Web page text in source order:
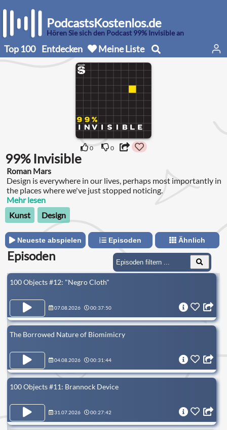
PodcastsKostenlos.de
Hören Sie sich den Podcast 99% Invisible an
Top 100 Entdecken Meine Liste
0 0
99% Invisible
Roman Mars
Design is everywhere in our lives, perhaps most importantly in
the places where we've just stopped noticing.
Mehr lesen
Kunst
Design
Neueste abspielen Episoden Ähnlich
Episoden
100 Objects #12: "Negro Cloth"
07.08.2026 00:37:50
The Borrowed Nature of Biomimicry
04.08.2026 00:31:44
100 Objects #11: Brannock Device
31.07.2026 00:27:42